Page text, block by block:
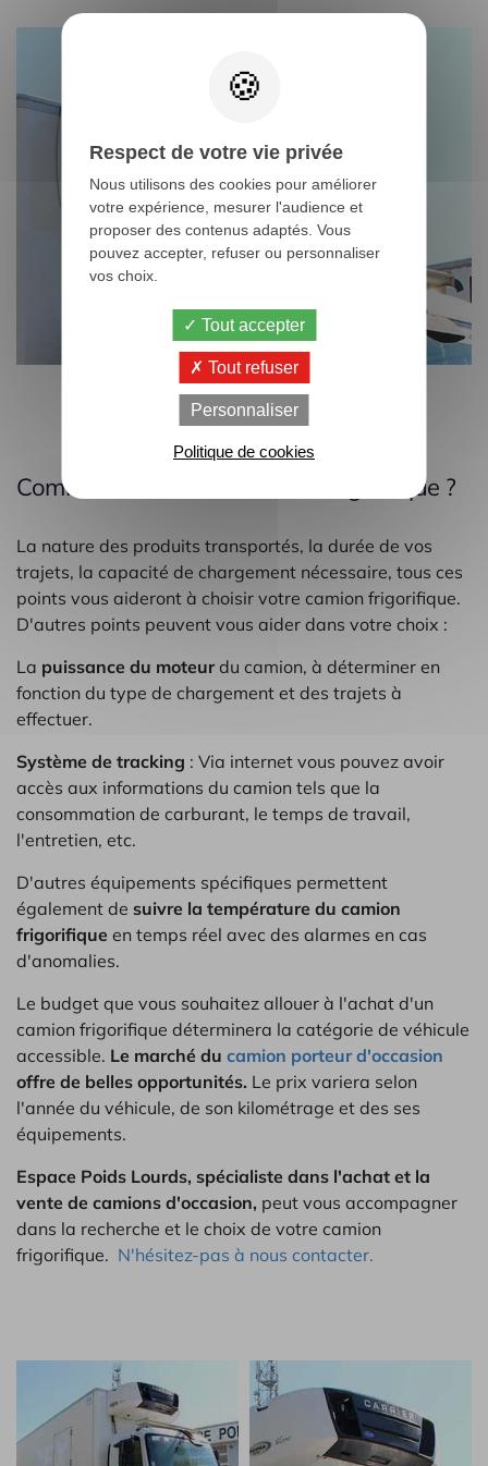
Comment choisir son camion frigorifique ?
La nature des produits transportés, la durée de vos
trajets, la capacité de chargement nécessaire, tous ces
points vous aideront à choisir votre camion frigorifique.
D'autres points peuvent vous aider dans votre choix :
La puissance du moteurdu camion, à déterminer en
fonction du type de chargement et des trajets à
effectuer.
Système de tracking : Via internet vous pouvez avoir
accès aux informations du camion tels que la
consommation de carburant, le temps de travail,
l'entretien, etc.
D'autres équipements spécifiques permettent
également de suivre la température du camion
frigorifique en temps réel avec des alarmes en cas
d'anomalies.
Le budget que vous souhaitez allouer à l'achat d'un
camion frigorifique déterminera la catégorie de véhicule
accessible. Le marché du camion porteur d'occasion
offre de belles opportunités. Le prix variera selon
l'année du véhicule, de son kilométrage et des ses
équipements.
Espace Poids Lourds, spécialiste dans l'achat et la
vente de camions d'occasion, peut vous accompagner
dans la recherche et le choix de votre camion
frigorifique. N'hésitez-pas à nous contacter.
Respect de votre vie privée
Nous utilisons des cookies pour améliorer
votre expérience, mesurer l'audience et
proposer des contenus adaptés. Vous
pouvez accepter, refuser ou personnaliser
vos choix.
Tout accepter
Tout refuser
Personnaliser
Politique de cookies